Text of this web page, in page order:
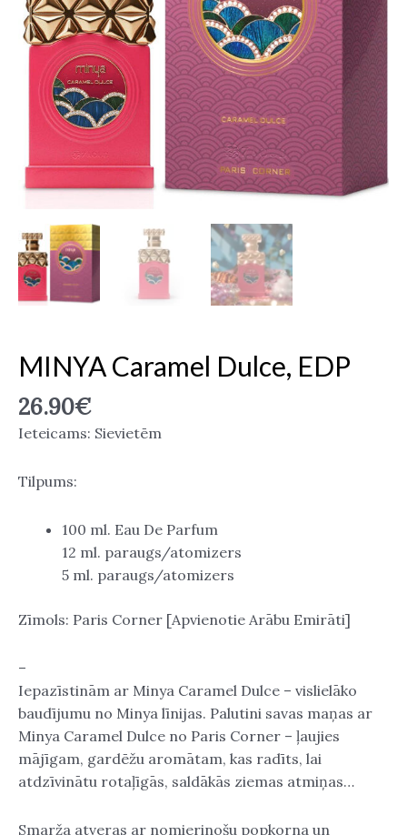
MINYA Caramel Dulce, EDP
26.90€
Ieteicams: Sievietēm
Tilpums:
100 ml. Eau De Parfum
12 ml. paraugs/atomizers
5 ml. paraugs/atomizers
Zīmols: Paris Corner [Apvienotie Arābu Emirāti]
–
Iepazīstinām ar Minya Caramel Dulce – vislielāko
baudījumu no Minya līnijas. Palutini savas maņas ar
Minya Caramel Dulce no Paris Corner – ļaujies
mājīgam, gardēžu aromātam, kas radīts, lai
atdzīvinātu rotaļīgās, saldākās ziemas atmiņas…
Smarža atveras ar nomierinošu popkorna un